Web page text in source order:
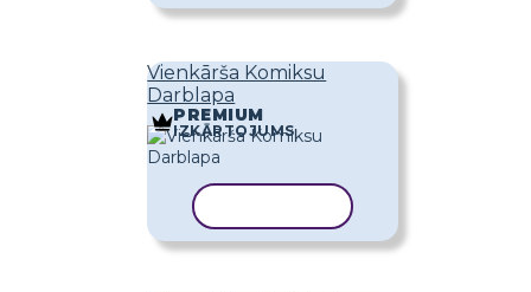
Vienkārša Komiksu
Darblapa
PREMIUM
IZKĀRTOJUMS